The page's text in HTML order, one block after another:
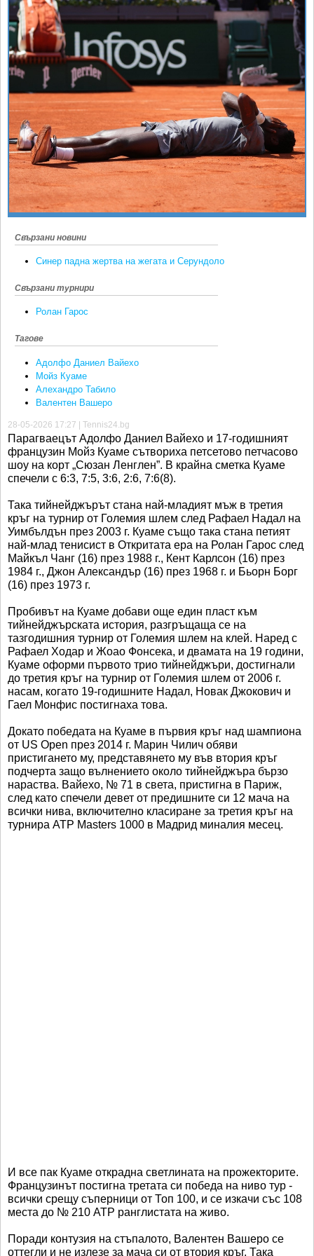
КЛУБОВЕ
БЛОГ
ВИДЕО
ЖЪЛТО
РАКЕТНИ
Спорт&Фитнес
Други
Любители
Свързани новини
Синер падна жертва на жегата и Серундоло
Свързани турнири
Ролан Гарос
Тагове
Адолфо Даниел Вайехо
Мойз Куаме
Алехандро Табило
Валентен Вашеро
28-05-2026 17:27 | Tennis24.bg
Парагваецът Адолфо Даниел Вайехо и 17-годишният
французин Мойз Куаме сътвориха петсетово петчасово
шоу на корт „Сюзан Ленглен”. В крайна сметка Куаме
спечели с 6:3, 7:5, 3:6, 2:6, 7:6(8).
Така тийнейджърът стана най-младият мъж в третия
кръг на турнир от Големия шлем след Рафаел Надал на
Уимбълдън през 2003 г. Куаме също така стана петият
най-млад тенисист в Откритата ера на Ролан Гарос след
Майкъл Чанг (16) през 1988 г., Кент Карлсон (16) през
1984 г., Джон Александър (16) през 1968 г. и Бьорн Борг
(16) през 1973 г.
Пробивът на Куаме добави още един пласт към
тийнейджърската история, разгръщаща се на
тазгодишния турнир от Големия шлем на клей. Наред с
Рафаел Ходар и Жоао Фонсека, и двамата на 19 години,
Куаме оформи първото трио тийнейджъри, достигнали
до третия кръг на турнир от Големия шлем от 2006 г.
насам, когато 19-годишните Надал, Новак Джокович и
Гаел Монфис постигнаха това.
Докато победата на Куаме в първия кръг над шампиона
от US Open през 2014 г. Марин Чилич обяви
пристигането му, представянето му във втория кръг
подчерта защо вълнението около тийнейджъра бързо
нараства. Вайехо, № 71 в света, пристигна в Париж,
след като спечели девет от предишните си 12 мача на
всички нива, включително класиране за третия кръг на
турнира ATP Masters 1000 в Мадрид миналия месец.
И все пак Куаме открадна светлината на прожекторите.
Французинът постигна третата си победа на ниво тур -
всички срещу съперници от Топ 100, и се изкачи със 108
места до № 210 ATP ранглистата на живо.
Поради контузия на стъпалото, Валентен Вашеро се
оттегли и не излезе за мача си от втория кръг. Така